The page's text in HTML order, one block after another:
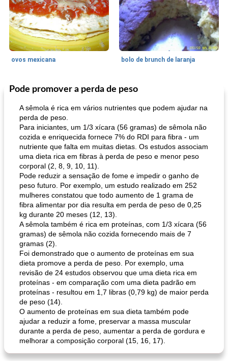
ovos mexicana bolo de brunch de laranja
130min
Pães De Fermento
pão plano (out)
Vegetal
Pode promover a perda de peso
A sêmola é rica em vários nutrientes que podem ajudar na
perda de peso.
Para iniciantes, um 1/3 xícara (56 gramas) de sêmola não
cozida e enriquecida fornece 7% do RDI para fibra - um
nutriente que falta em muitas dietas. Os estudos associam
uma dieta rica em fibras à perda de peso e menor peso
corporal (2, 8, 9, 10, 11).
Pode reduzir a sensação de fome e impedir o ganho de
peso futuro. Por exemplo, um estudo realizado em 252
mulheres constatou que todo aumento de 1 grama de
fibra alimentar por dia resulta em perda de peso de 0,25
kg durante 20 meses (12, 13).
A sêmola também é rica em proteínas, com 1/3 xícara (56
gramas) de sêmola não cozida fornecendo mais de 7
gramas (2).
Foi demonstrado que o aumento de proteínas em sua
dieta promove a perda de peso. Por exemplo, uma
revisão de 24 estudos observou que uma dieta rica em
proteínas - em comparação com uma dieta padrão em
proteínas - resultou em 1,7 libras (0,79 kg) de maior perda
de peso (14).
O aumento de proteínas em sua dieta também pode
ajudar a reduzir a fome, preservar a massa muscular
durante a perda de peso, aumentar a perda de gordura e
melhorar a composição corporal (15, 16, 17).